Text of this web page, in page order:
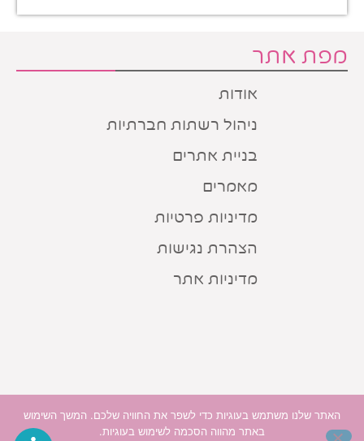
מפת אתר
אודות
ניהול רשתות חברתיות
בניית אתרים
מאמרים
מדיניות פרטיות
הצהרת נגישות
מדיניות אתר
האתר שלנו משתמש בעוגיות כדי לשפר את החוויה שלכם. המשך השימוש
באתר מהווה הסכמה לשימוש בעוגיות.